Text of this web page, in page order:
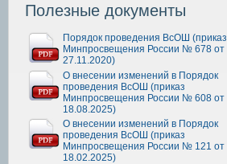
Полезные документы
Порядок проведения ВсОШ (приказ
Минпросвещения России № 678 от
27.11.2020)
О внесении изменений в Порядок
проведения ВсОШ (приказ
Минпросвещения России № 608 от
18.08.2025)
О внесении изменений в Порядок
проведения ВсОШ (приказ
Минпросвещения России № 121 от
18.02.2025)